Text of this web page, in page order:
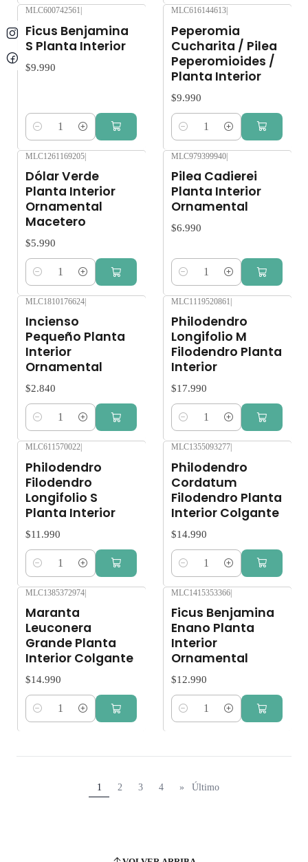
MLC600742561
Ficus Benjamina
S Planta Interior
$9.990
Cantidad
MLC616144613
Peperomia
Cucharita / Pilea
Peperomioides /
Planta Interior
$9.990
Cantidad
MLC1261169205|
Dólar Verde
Planta Interior
Ornamental
Macetero
$5.990
Cantidad
MLC979399940|
Pilea Cadierei
Planta Interior
Ornamental
$6.990
Cantidad
MLC1810176624
Incienso
Pequeño Planta
Interior
Ornamental
$2.840
Cantidad
MLC1119520861
Philodendro
Longifolio M
Filodendro Planta
Interior
$17.990
Cantidad
MLC611570022
Philodendro
Filodendro
Longifolio S
Planta Interior
$11.990
Cantidad
MLC1355093277
Philodendro
Cordatum
Filodendro Planta
Interior Colgante
$14.990
Cantidad
MLC1385372974|
Maranta
Leuconera
Grande Planta
Interior Colgante
$14.990
Cantidad
MLC1415353366|
Ficus Benjamina
Enano Planta
Interior
Ornamental
$12.990
Cantidad
1 2 3 4 » Último